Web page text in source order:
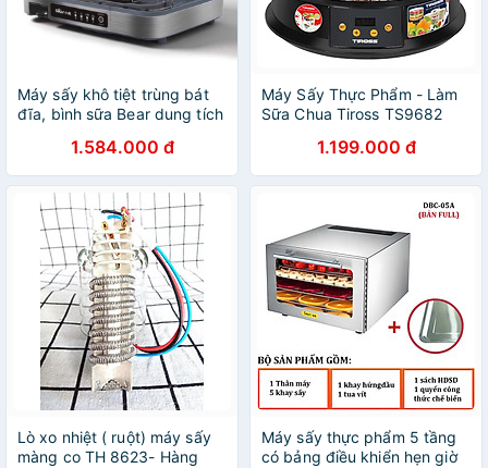
Máy sấy khô tiệt trùng bát
đĩa, bình sữa Bear dung tích
1.584.000 đ
Máy Sấy Thực Phẩm - Làm
Sữa Chua Tiross TS9682
1.199.000 đ
Lò xo nhiệt ( ruột) máy sấy
màng co TH 8623- Hàng
Máy sấy thực phẩm 5 tầng
có bảng điều khiển hẹn giờ